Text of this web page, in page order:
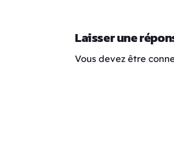
Laisser une
Vous devez être